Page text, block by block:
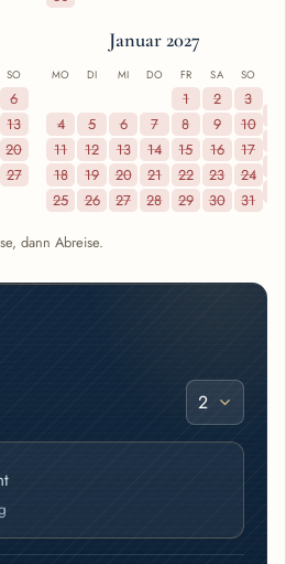
SO
6
13
20
27
Januar 2027
MO DI MI DO FR SA SO
1 2
3
4
5 6 7 8 9
10
11
12 13 14 15 16
17
18
19 20 21 22 23
24
25
26 27 28 29 30 31
dann Abreise.